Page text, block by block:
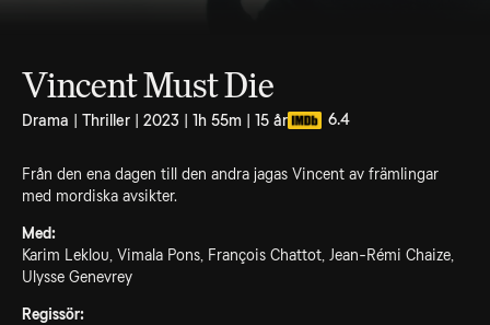
Vincent Must Die
Drama | Thriller | 2023 | 1h 55m | 15 år 6.4
Från den ena dagen till den andra jagas Vincent av främlingar
med mordiska avsikter.
Med:
Karim Leklou, Vimala Pons, François Chattot, Jean-Rémi Chaize,
Ulysse Genevrey
Regissör: